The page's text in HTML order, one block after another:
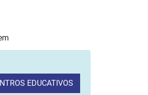
EDUCATIVOS